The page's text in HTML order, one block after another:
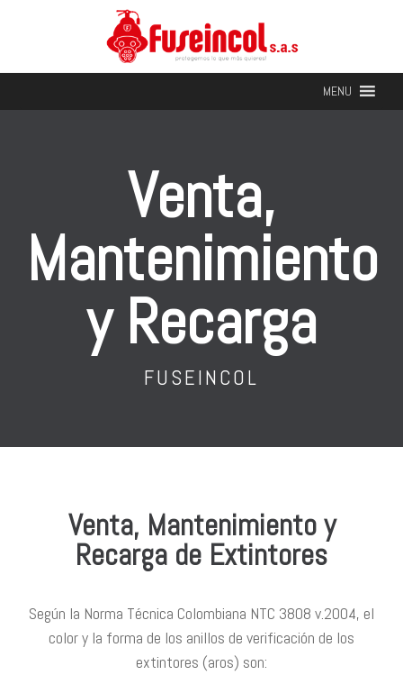
MENU
Venta,
Mantenimiento
y Recarga
FUSEINCOL
Venta, Mantenimiento y
Recarga de Extintores
Según la Norma Técnica Colombiana NTC 3808 v.2004, el
color y la forma de los anillos de verificación de los
extintores (aros) son: